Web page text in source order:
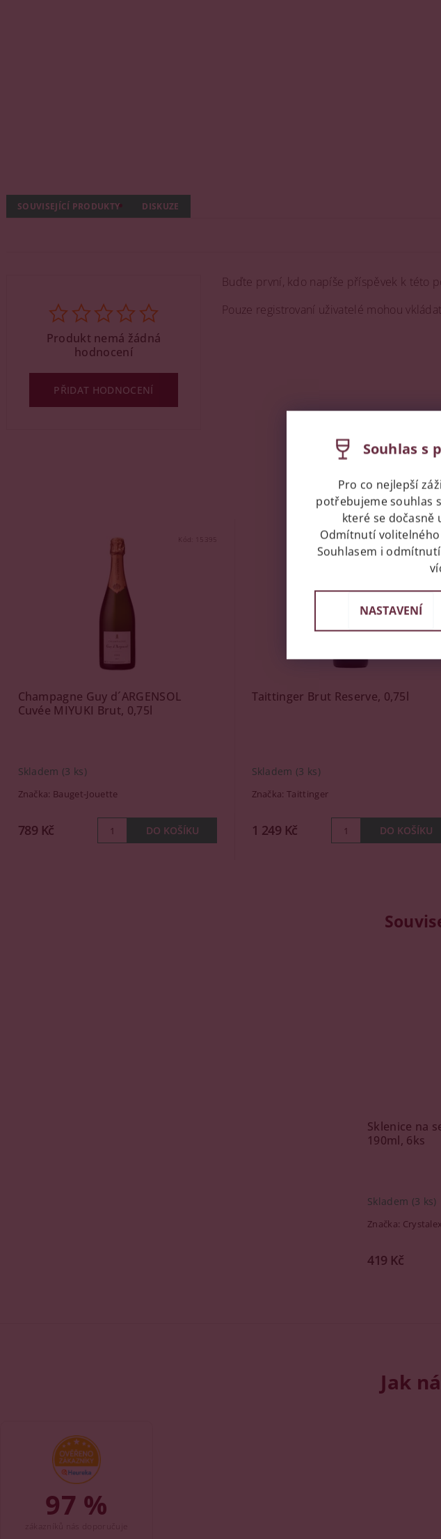
SOUVISEJÍCÍ PRODUKTY DISKUZE
Buďte první, kdo napíše příspěvek k této
Pouze registrovaní uživatelé mohou
Produkt nemá žádná
hodnocení
PŘIDAT HODNOCENÍ
Kód: 15395
Champagne Guy d´ARGENSOL
Cuvée MIYUKI Brut, 0,75l
Skladem (3 ks)
Značka: Bauget-Jouette
789 Kč
Kód:
Taittinger Brut Reserve, 0,75l
Skladem (3 ks)
Značka:Taittinger
1 249 Kč
Sklenice na
190ml, 6ks
Skladem (3 ks)
Značka: Crystalex
419 Kč
Jak
97 %
Souhlas s
Pro co nejlepší
potřebujeme souhlas
které se dočasně
Odmítnutí
Souhlasem i
NASTAVENÍ